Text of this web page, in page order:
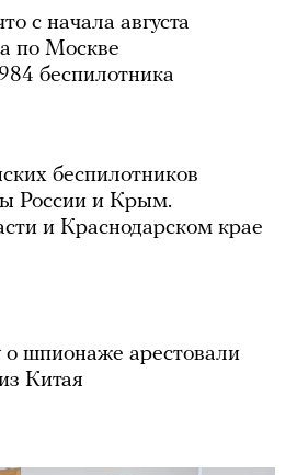
с начала августа
по Москве
беспилотника
беспилотников
России и Крым.
и Краснодарском крае
шпионаже арестовали
Китая